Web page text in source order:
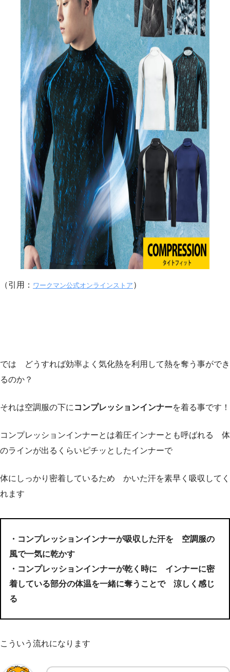
（引用： ワークマン公式オンラインストア ）
では どうすれば効率よく気化熱を利用して熱を奪う事ができ
るのか？
それは空調服の下に コンプレッションインナーを着る事です！
コンプレッションインナーとは着圧インナーとも呼ばれる 体
のラインが出るくらいピチッとしたインナーで
体にしっかり密着しているため かいた汗を素早く吸収してく
れます
・コンプレッションインナーが吸収した汗を 空調服の
風で一気に乾かす
・コンプレッションインナーが乾く時に インナーに密
着している部分の体温を一緒に奪うことで 涼しく感じ
る
こういう流れになります